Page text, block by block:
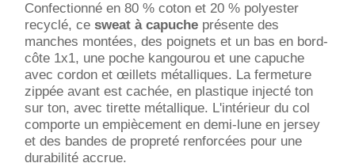
Confectionné en 80 % coton et 20 % polyester
recyclé, cesweat à capuche présente des
manches montées, des poignets et un bas en bord-
côte 1x1, une poche kangourou et une capuche
avec cordon et œillets métalliques. La fermeture
zippée avant est cachée, en plastique injecté ton
sur ton, avec tirette métallique. L'intérieur du col
comporte un empiècement en demi-lune en jersey
et des bandes de propreté renforcées pour une
durabilité accrue.